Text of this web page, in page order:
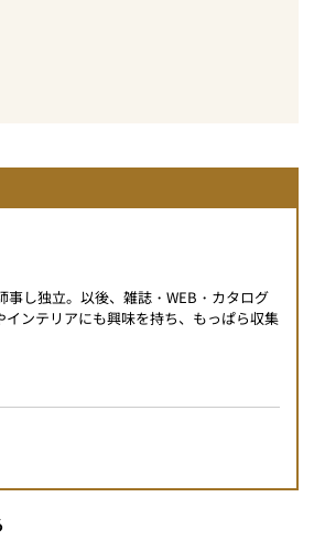
し独立。以後、雑誌・WEB・カタログ
ンテリアにも興味を持ち、もっぱら収集